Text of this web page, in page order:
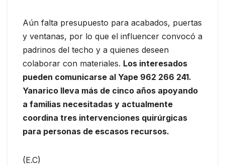
Aún falta presupuesto para acabados, puertas
y ventanas, por lo que el influencer convocó a
padrinos del techo y a quienes deseen
colaborar con materiales. Los interesados
pueden comunicarse al Yape 962 266 241.
Yanarico lleva más de cinco años apoyando
a familias necesitadas y actualmente
coordina tres intervenciones quirúrgicas
para personas de escasos recursos.
(E.C)